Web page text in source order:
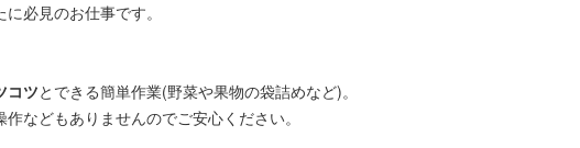
必見のお仕事です。
コツとできる簡単作業(野菜や果物の袋詰めなど)。
などもありませんのでご安心ください。